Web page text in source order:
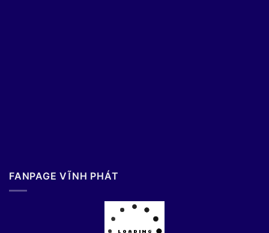
FANPAGE VĨNH PHÁT